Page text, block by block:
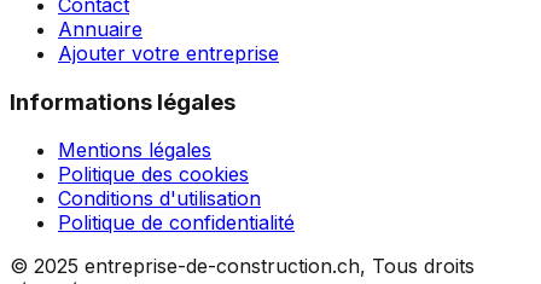
Annuaire
Ajouter votre entreprise
Informations légales
Mentions légales
Politique des cookies
Conditions d'utilisation
Politique de confidentialité
© 2025 entreprise-de-construction.ch, Tous droits